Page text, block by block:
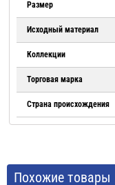
Размер
Исходный материал
Коллекции
Торговая марка
Страна происхождения
Похожие товары